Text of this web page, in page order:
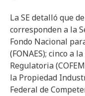
La SE detalló que
corresponden a la
Fondo Nacional
(FONAES); cinco a
Regulatoria
la Propiedad
Federal de